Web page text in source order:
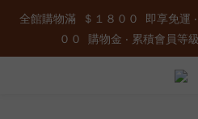
全館購物滿  ＄１８００  即享免運
００  購物金 ‧ 累積會員等
全館購物滿  ＄１８００  即享免運
００  購物金 ‧ 累積會員等
加入官方LINE ID :